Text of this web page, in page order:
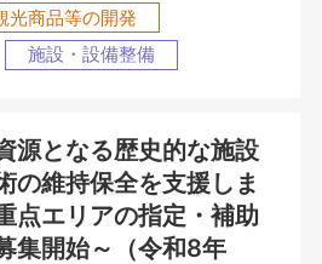
光商品等の開発
施設・設備整備
源となる歴史的な施設
の維持保全を支援しま
点エリアの指定・補助
集開始～（令和8年